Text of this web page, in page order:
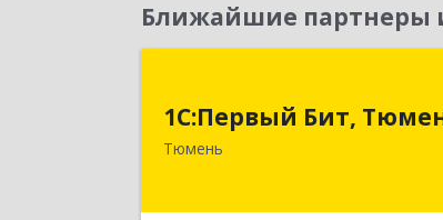
Ближайшие партнеры
1С:Первый Бит,
Тюмень
625000, Тюменская обл,
Республики ул, дом № 61,